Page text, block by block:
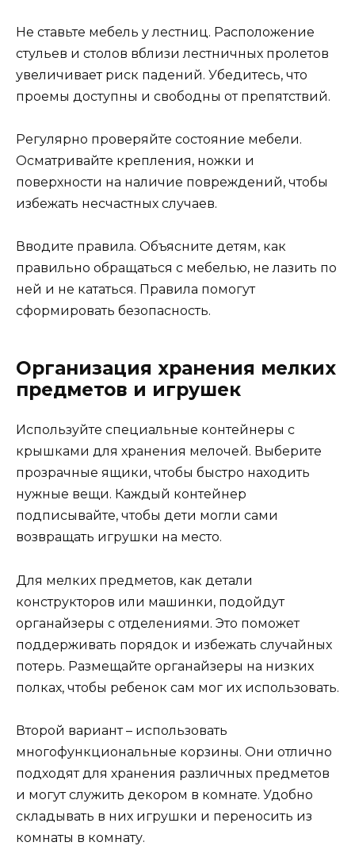
Не ставьте мебель у лестниц. Расположение
стульев и столов вблизи лестничных пролетов
увеличивает риск падений. Убедитесь, что
проемы доступны и свободны от препятствий.
Регулярно проверяйте состояние мебели.
Осматривайте крепления, ножки и
поверхности на наличие повреждений, чтобы
избежать несчастных случаев.
Вводите правила. Объясните детям, как
правильно обращаться с мебелью, не лазить по
ней и не кататься. Правила помогут
сформировать безопасность.
Организация хранения мелких
предметов и игрушек
Используйте специальные контейнеры с
крышками для хранения мелочей. Выберите
прозрачные ящики, чтобы быстро находить
нужные вещи. Каждый контейнер
подписывайте, чтобы дети могли сами
возвращать игрушки на место.
Для мелких предметов, как детали
конструкторов или машинки, подойдут
органайзеры с отделениями. Это поможет
поддерживать порядок и избежать случайных
потерь. Размещайте органайзеры на низких
полках, чтобы ребенок сам мог их использовать.
Второй вариант – использовать
многофункциональные корзины. Они отлично
подходят для хранения различных предметов
и могут служить декором в комнате. Удобно
складывать в них игрушки и переносить из
комнаты в комнату.